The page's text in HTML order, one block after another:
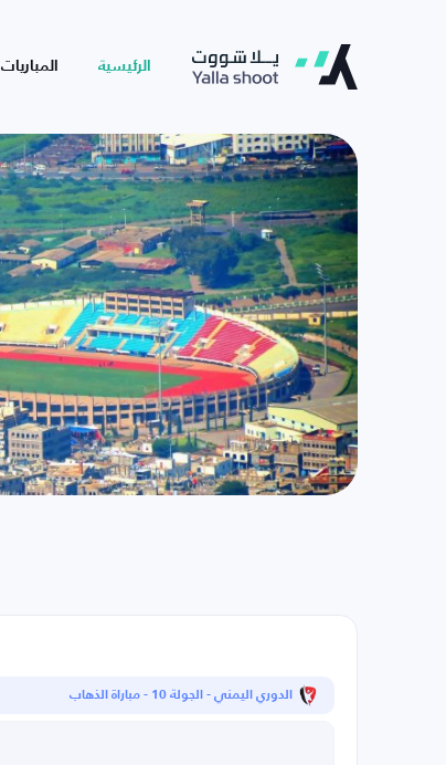
الرئيسية المباريات
الدوري اليمني - الجولة 10 - مباراة الذهاب